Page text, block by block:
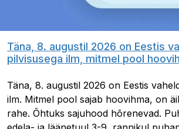
Täna, 8. augustil 2026 on Eestis
pilvisusega ilm, mitmel pool
Täna, 8. augustil 2026 on Eestis
ilm. Mitmel pool sajab hoovihma, on
rahe. Õhtuks sajuhood hõrenevad.